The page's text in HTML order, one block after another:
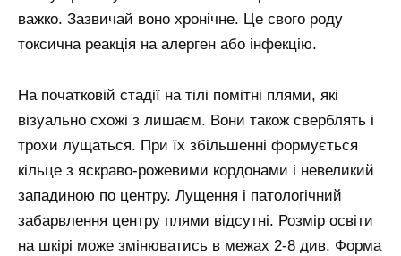
важко. Зазвичай воно хронічне. Це свого роду
токсична реакція на алерген або інфекцію.
На початковій стадії на тілі помітні плями, які
візуально схожі з лишаєм. Вони також сверблять і
трохи лущаться. При їх збільшенні формується
кільце з яскраво-рожевими кордонами і невеликий
западиною по центру. Лущення і патологічний
забарвлення центру плями відсутні. Розмір освіти
на шкірі може змінюватись в межах 2-8 див. Форма